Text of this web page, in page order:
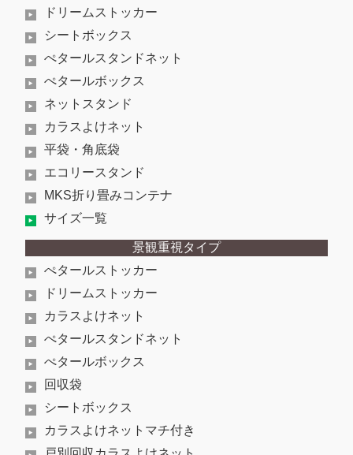
ドリームストッカー
シートボックス
ぺタールスタンドネット
ぺタールボックス
ネットスタンド
カラスよけネット
平袋・角底袋
エコリースタンド
MKS折り畳みコンテナ
サイズ一覧
景観重視タイプ
ぺタールストッカー
ドリームストッカー
カラスよけネット
ぺタールスタンドネット
ぺタールボックス
回収袋
シートボックス
カラスよけネットマチ付き